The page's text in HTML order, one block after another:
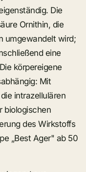
Die
Ornithin, die
umgewandelt wird;
eine
körpereigene
Mit
intrazellulären
biologischen
des Wirkstoffs
„Best Ager" ab 50